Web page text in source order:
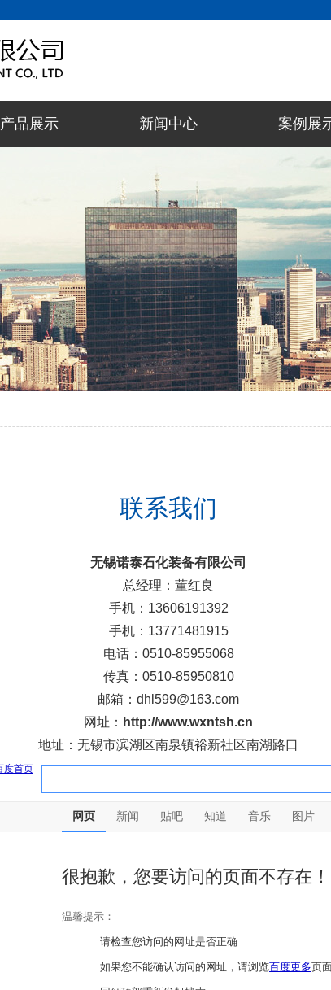
产品展示 新闻中心 案例展
联系我们
无锡诺泰石化装备有限公司
总经理：董红良
手机：13606191392
手机：13771481915
电话：0510-85955068
传真：0510-85950810
邮箱：dhl599@163.com
网址： http://www.wxntsh.cn
地址：无锡市滨湖区南泉镇裕新社区南湖路口